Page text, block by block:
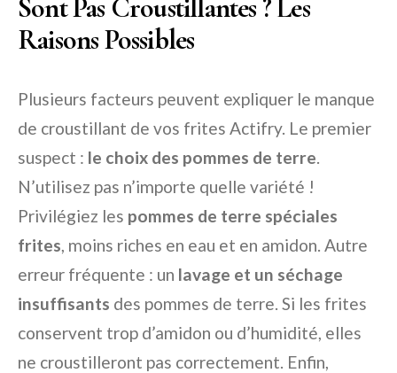
Sont Pas Croustillantes ? Les
Raisons Possibles
Plusieurs facteurs peuvent expliquer le manque
de croustillant de vos frites Actifry. Le premier
suspect : le choix des pommes de terre
N’utilisez pas n’importe quelle variété !
Privilégiez les pommes de terre spéciales
frites , moins riches en eau et en amidon. Autre
erreur fréquente : un lavage et un séchage
insuffisants des pommes de terre. Si les frites
conservent trop d’amidon ou d’humidité, elles
ne croustilleront pas correctement. Enfin,